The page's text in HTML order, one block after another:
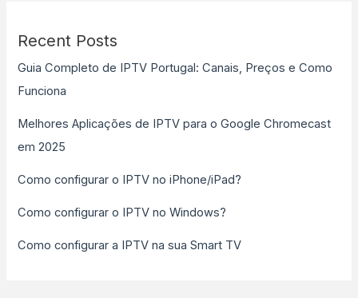
Recent Posts
Guia Completo de IPTV Portugal: Canais, Preços e Como
Funciona
Melhores Aplicações de IPTV para o Google Chromecast
em 2025
Como configurar o IPTV no iPhone/iPad?
Como configurar o IPTV no Windows?
Como configurar a IPTV na sua Smart TV